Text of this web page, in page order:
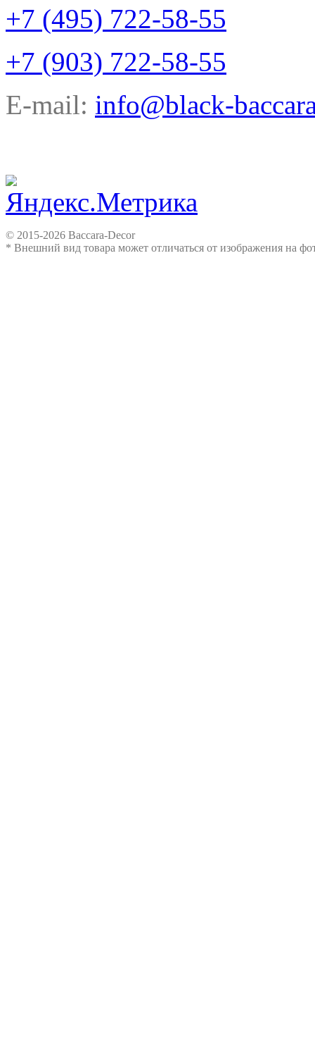
+7 (495) 722-58-55
+7 (903) 722-58-55
E-mail: info@black-
© 2015-2026 Baccara-Decor
* Внешний вид товара может отличаться от изображения на